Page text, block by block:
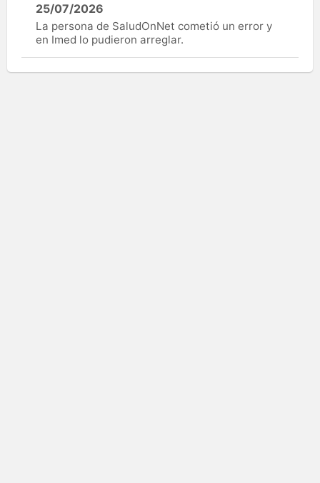
25/07/2026
La persona de SaludOnNet cometió un error y
en Imed lo pudieron arreglar.